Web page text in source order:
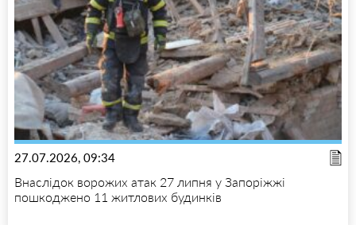
27.07.2026, 09:34
Внаслідок ворожих атак 27 липня у Запоріжжі
пошкоджено 11 житлових будинків